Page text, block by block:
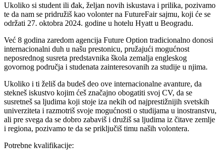
Ukoliko si student ili đak, željan novih iskustava i prilika, pozivamo
te da nam se pridružiš kao volonter na FutureFair sajmu, koji će se
održati 27. oktobra 2024. godine u hotelu Hyatt u Beogradu.
Već 8 godina zaredom agencija Future Option tradicionalno donosi
internacionalni duh u našu prestonicu, pružajući mogućnost
neposrednog susreta predstavnika škola zemalja engleskog
govornog područja i studenata zainteresovanih za studije u njima.
Ukoliko i ti želiš da budeš deo ove internacionalne avanture, da
stekneš iskustvo kojim ćeš značajno obogatiti svoj CV, da se
susretneš sa ljudima koji stoje iza nekih od najprestižnijih svetskih
univerziteta i razmotriš svoje mogućnosti o studijama u inostranstvu,
ali pre svega da se dobro zabaviš i družiš sa ljudima iz čitave zemlje
i regiona, pozivamo te da se priključiš timu naših volontera.
Potrebne kvalifikacije: